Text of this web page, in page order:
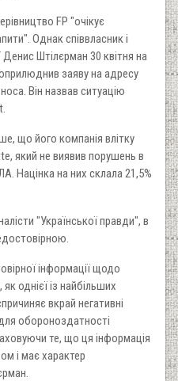
FP "очікує
Однак співвласник і
Штілєрман 30 квітня на
заяву на адресу
Він назвав ситуацію
що його компанія влітку
який не виявив порушень в
Націнка на них склала 21,5%
"Української правди", в
інформації щодо
однієї із найбільших
вкрай негативні
обороноздатності
те, що ця інформація
і має характер